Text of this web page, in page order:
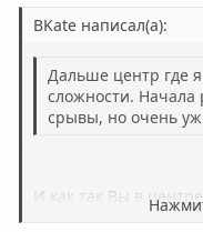
BKate написал(а):
Дальше центр где
сложности.
срывы, но очень уж
И как так Вы в
перерывами? Центр